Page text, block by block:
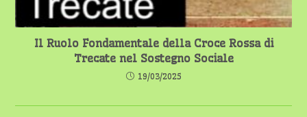
Il Ruolo Fondamentale della Croce Rossa di
Trecate nel Sostegno Sociale
19/03/2025